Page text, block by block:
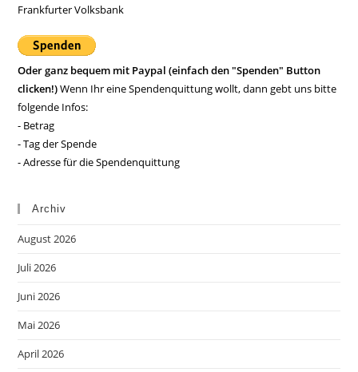
Frankfurter Volksbank
Oder ganz bequem mit Paypal (einfach den "Spenden" Button
clicken!)Wenn Ihr eine Spendenquittung wollt, dann gebt uns bitte
folgende Infos:
- Betrag
- Tag der Spende
- Adresse für die Spendenquittung
Archiv
August 2026
Juli 2026
Juni 2026
Mai 2026
April 2026